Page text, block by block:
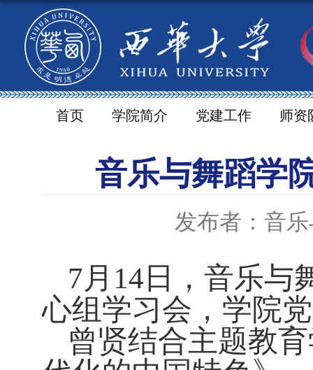
首页 学院简介 党建工作 师资
音乐与舞蹈学
发布者：音
7月 14 日，音乐与
心组学习会，学院
曾贤结合主题教